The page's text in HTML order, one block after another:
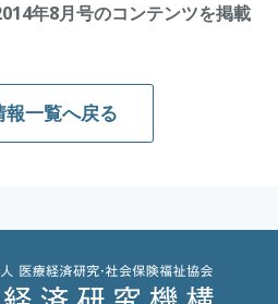
年8月号のコンテンツを掲載
報一覧へ戻る